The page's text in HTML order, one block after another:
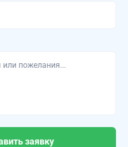
Очень рекомендуй такой
заявку